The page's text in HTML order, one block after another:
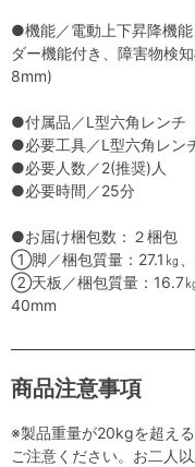
●機能／電動上下昇降機
ダー機能付き、障害物検
8mm)
●付属品／L型六角レンチ
●必要工具／L型六角レン
●必要人数／2(推奨)人
●必要時間／25分
●お届け梱包数：２梱包
①脚／梱包質量：27.1㎏
②天板／梱包質量：16.7
40mm
商品注意事項
※製品重量が20kgを超え
ご注意ください。お二人